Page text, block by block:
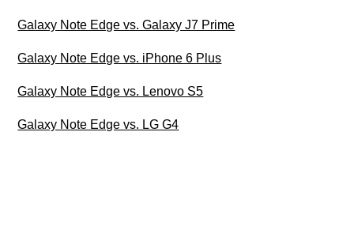
Galaxy Note Edge vs. Galaxy J7 Prime
Galaxy Note Edge vs. iPhone 6 Plus
Galaxy Note Edge vs. Lenovo S5
Galaxy Note Edge vs. LG G4